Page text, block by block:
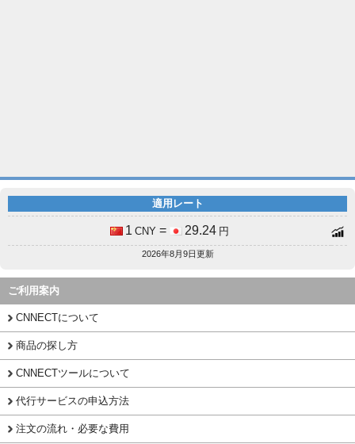
適用レート
1 CNY = 29.24 円
2026年8月9日更新
ご利用案内
CNNECTについて
商品の探し方
CNNECTツールについて
代行サービスの申込方法
注文の流れ・必要な費用